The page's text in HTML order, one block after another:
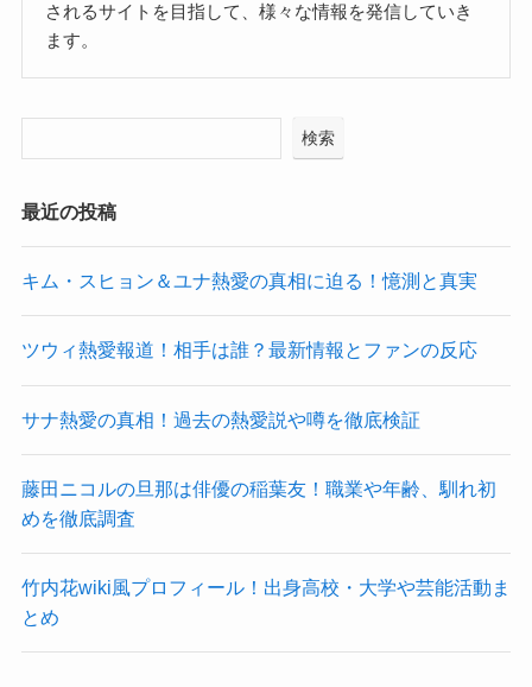
されるサイトを目指して、様々な情報を発信していき
ます。
検索
最近の投稿
キム・スヒョン＆ユナ熱愛の真相に迫る！憶測と真実
ツウィ熱愛報道！相手は誰？最新情報とファンの反応
サナ熱愛の真相！過去の熱愛説や噂を徹底検証
藤田ニコルの旦那は俳優の稲葉友！職業や年齢、馴れ初
めを徹底調査
竹内花wiki風プロフィール！出身高校・大学や芸能活動ま
とめ